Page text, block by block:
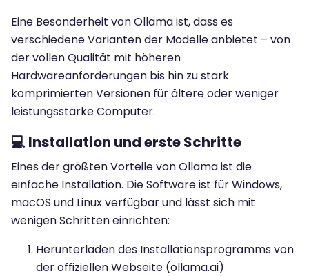
Eine Besonderheit von Ollama ist, dass es
verschiedene Varianten der Modelle anbietet – von
der vollen Qualität mit höheren
Hardwareanforderungen bis hin zu stark
komprimierten Versionen für ältere oder weniger
leistungsstarke Computer.
💻 Installation und erste Schritte
Eines der größten Vorteile von Ollama ist die
einfache Installation. Die Software ist für Windows,
macOS und Linux verfügbar und lässt sich mit
wenigen Schritten einrichten:
Herunterladen des Installationsprogramms von
der offiziellen Webseite (ollama.ai)